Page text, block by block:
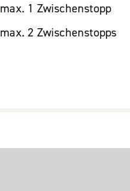
max. 1 Zwischenstopp
max. 2 Zwischenstopps